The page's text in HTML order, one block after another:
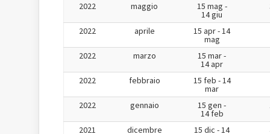
2022 maggio 15 mag -
14 giu
2022 aprile 15 apr - 14
mag
2022 marzo 15 mar -
14 apr
2022 febbraio 15 feb - 14
mar
2022 gennaio 15 gen -
14 feb
2021 dicembre 15 dic - 14